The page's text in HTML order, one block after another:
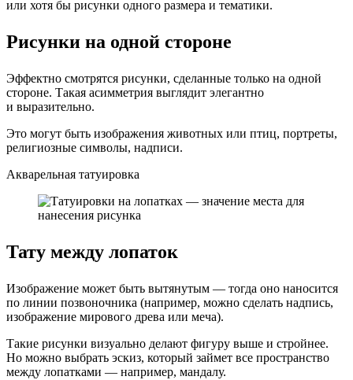
или хотя бы рисунки одного размера и тематики.
Рисунки на одной стороне
Эффектно смотрятся рисунки, сделанные только на одной
стороне. Такая асимметрия выглядит элегантно
и выразительно.
Это могут быть изображения животных или птиц, портреты,
религиозные символы, надписи.
Акварельная татуировка
Тату между лопаток
Изображение может быть вытянутым — тогда оно наносится
по линии позвоночника (например, можно сделать надпись,
изображение мирового древа или меча).
Такие рисунки визуально делают фигуру выше и стройнее.
Но можно выбрать эскиз, который займет все пространство
между лопатками — например, мандалу.